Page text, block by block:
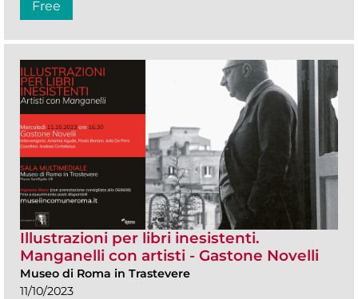
Free
Illustrazioni per libri inesistenti.
Manganelli con artisti - Gastone Novelli
Museo di Roma in Trastevere
11/10/2023